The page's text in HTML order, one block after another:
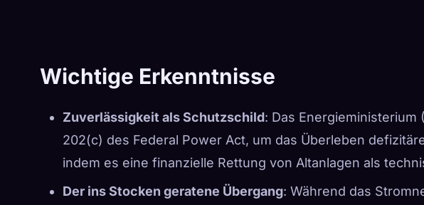
Wichtige Erkenntnisse
Zuverlässigkeit als Schutzschild: Das
202(c) des Federal Power Act, um das Überleben
indem es eine finanzielle Rettung von Altanlagen als
Der ins Stocken geratene Übergang: Während das